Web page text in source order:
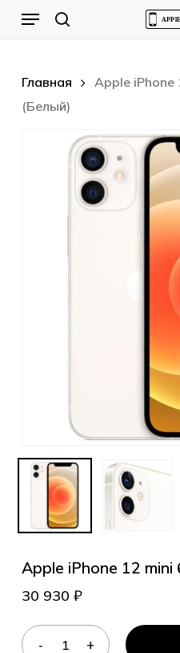
Menu
Главная
Apple iPhone
(Белый)
Apple iPhone 12
30 930 ₽